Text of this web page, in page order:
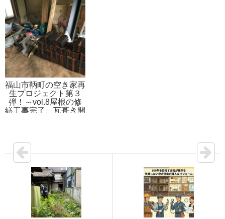
福山市鞆町の空き家再
生プロジェクト第３
弾！～vol.8屋根の修
繕工事完了、瓦葺き開